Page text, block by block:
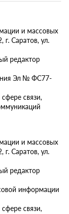
и массовых
Саратов, ул.
редактор
Эл № ФС77-
связи,
и массовых
Саратов, ул.
редактор
информации
связи,